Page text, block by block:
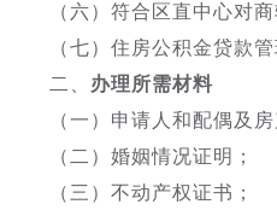
（六）符合区直中心对
（七）住房公积金贷款
二、 办理所需材料
（一）申请人和配偶及
（二）婚姻情况证明；
（三）不动产权证书；